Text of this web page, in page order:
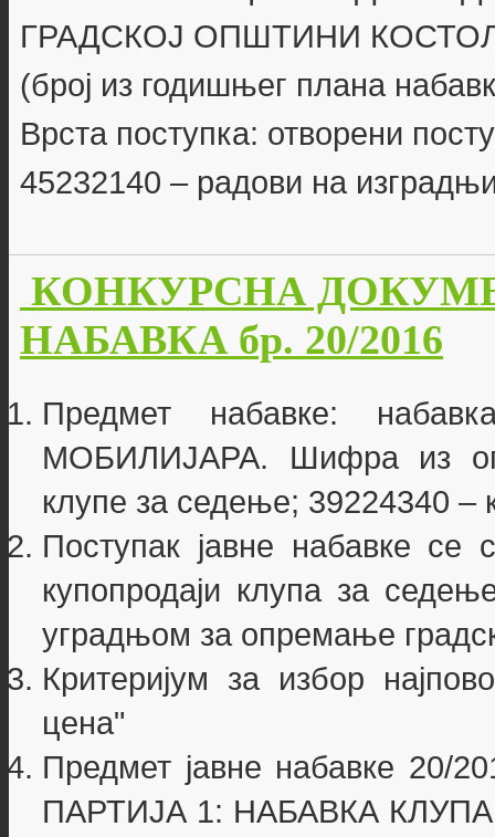
ГРАДСКОЈ ОПШТИНИ
(број из годишњег плана
Врста поступка: отворени
45232140 – радови на
КОНКУРСНА
НАБАВКА бр. 20/2016
Предмет набавке:
МОБИЛИЈАРА. Шифра из
клупе за седење; 39224340 –
Поступак јавне набавке
купопродаји клупа за
уградњом за опремање
Критеријум за избор
цена"
Предмет јавне набавке 20/
ПАРТИЈА 1: НАБАВКА